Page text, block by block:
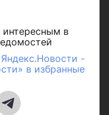
в
-
в избранные